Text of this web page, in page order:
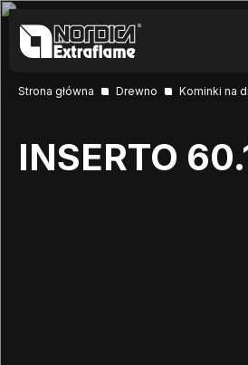
Strona główna Drewno Kominki na
INSERTO